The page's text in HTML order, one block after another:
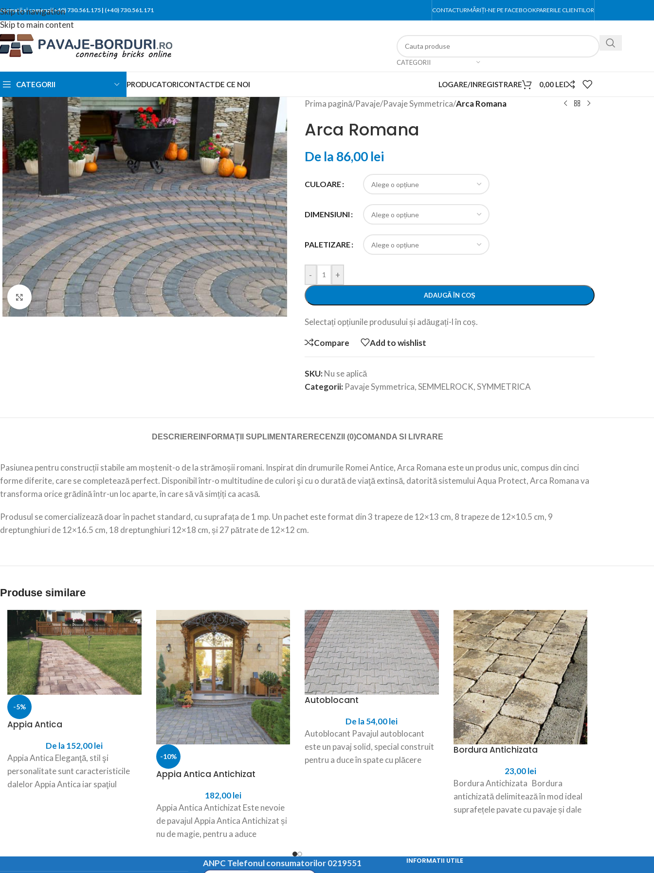
Skip to navigation
Skip to main content
si comenzi(+40) 730.561.175 | (+40) 730.561.171 CONTACTURMĂRIȚI-NE PE FACEBOOKPARERILE CLIENTILOR
CATEGORII
CATEGORII PRODUCATORICONTACTDE CE NOI LOGARE/INREGISTRARE 0,00 LEI
Click to enlarge
Prima pagină/Pavaje/Pavaje Symmetrica/Arca Romana
Arca Romana
De la 86,00 lei
CULOARE
DIMENSIUNI
PALETIZARE
- +
ADAUGĂ ÎN COȘ
Selectați opțiunile produsului și adăugați-l în coș.
Compare Add to wishlist
SKU:Nu se aplică
Categorii: Pavaje Symmetrica,SEMMELROCK,SYMMETRICA
DESCRIERE INFORMAȚII SUPLIMENTARE RECENZII (0)COMANDA SI LIVRARE
Pasiunea pentru construcții stabile am moștenit-o de la strămoșii romani. Inspirat din drumurile Romei Antice, Arca Romana este un produs unic, compus din cinci
forme diferite, care se completează perfect. Disponibil într-o multitudine de culori şi cu o durată de viaţă extinsă, datorită sistemului Aqua Protect, Arca Romana va
transforma orice grădină într-un loc aparte, în care să vă simțiți ca acasă.
Produsul se comercializează doar în pachet standard, cu suprafața de 1 mp. Un pachet este format din 3 trapeze de 12×13 cm, 8 trapeze de 12×10.5 cm, 9
dreptunghiuri de 12×16.5 cm, 18 dreptunghiuri 12×18 cm, și 27 pătrate de 12×12 cm.
Produse similare
-5%
Appia Antica
De la152,00lei
Appia Antica Eleganţă, stil şi
personalitate sunt caracteristicile
dalelor Appia Antica iar spaţiul
-10%
Appia Antica Antichizat
182,00lei
Appia Antica Antichizat Este nevoie
de pavajul Appia Antica Antichizat și
nu de magie, pentru a aduce
Autoblocant
De la54,00lei
Autoblocant Pavajul autoblocant
este un pavaj solid, special construit
pentru a duce în spate cu plăcere
Bordura Antichizata
23,00lei
Bordura Antichizata Bordura
antichizată delimitează în mod ideal
suprafețele pavate cu pavaje și dale
Caracteristici
ANPC Telefonul consumatorilor 0219551 INFORMATII UTILE